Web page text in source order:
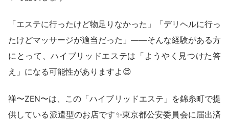
「エステに行ったけど物足りなかった」「デリヘルに行っ
たけどマッサージが適当だった」——そんな経験がある方
にとって、ハイブリッドエステは「ようやく見つけた答
え」になる可能性がありますよ😊
禅〜ZEN〜は、この「ハイブリッドエステ」を錦糸町で提
供している派遣型のお店です✨東京都公安委員会に届出済